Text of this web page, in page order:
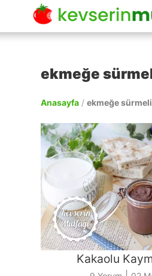
ekmeğe
Anasayfa / ekmeğe
Kakaolu